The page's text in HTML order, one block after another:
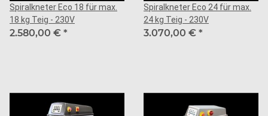
Spiralkneter Eco 18 für max.
18 kg Teig - 230V
2.580,00 € *
Spiralkneter Eco 24 für max.
24 kg Teig - 230V
3.070,00 € *